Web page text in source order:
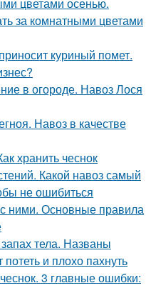
за комнатными цветами
куриный помет.
в огороде. Навоз Лося
Навоз в качестве
хранить чеснок
Какой навоз самый
не ошибиться
ними. Основные правила
тела. Названы
и плохо пахнуть
3 главные ошибки: